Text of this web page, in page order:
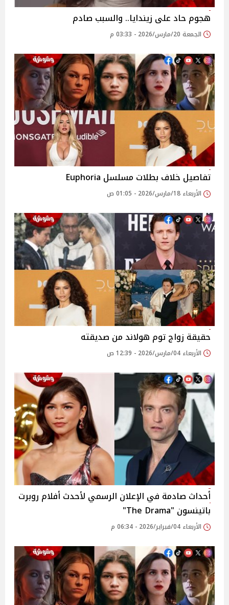
هجوم حاد على زيندايا.. والسبب صادم
الجمعة 20/مارس/2026 - 03:33 م
تفاصيل خلاف بطلات مسلسل Euphoria
الأربعاء 18/مارس/2026 - 01:05 ص
حقيقة زواج توم هولاند من صديقته
الأربعاء 04/مارس/2026 - 12:39 ص
أحداث صادمة في الإعلان الرسمي لأحدث أفلام روبرت
باتينسون "The Drama"
الأربعاء 04/فبراير/2026 - 06:34 م